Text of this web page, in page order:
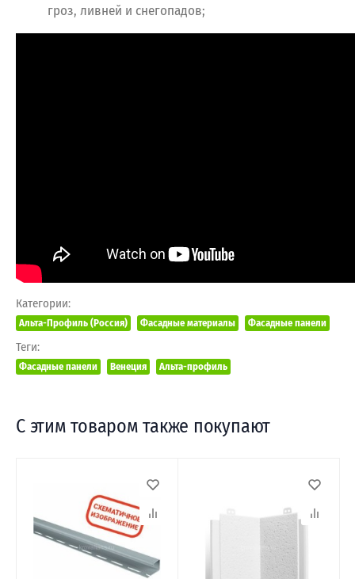
гроз, ливней и снегопадов;
Категории:
Альта-Профиль (Россия) Фасадные материалы Фасадные панели
Теги:
Фасадные панели Венеция Альта-профиль
С этим товаром также покупают